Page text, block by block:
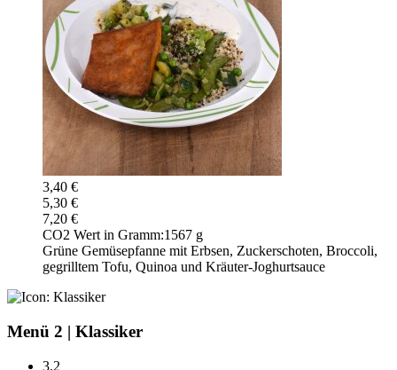
3,40 €
5,30 €
7,20 €
CO2 Wert in Gramm:1567 g
Grüne Gemüsepfanne mit Erbsen, Zuckerschoten, Broccoli,
gegrilltem Tofu, Quinoa und Kräuter-Joghurtsauce
Menü 2 | Klassiker
3,2